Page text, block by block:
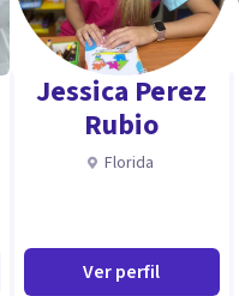
Jessica Perez
Rubio
Florida
Ver perfil